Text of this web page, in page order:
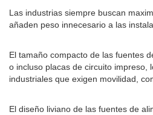
Las industrias siempre buscan
añaden peso innecesario a las
El tamaño compacto de las fuentes
o incluso placas de circuito impreso,
industriales que exigen movilidad,
El diseño liviano de las fuentes de